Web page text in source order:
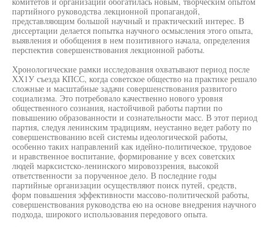
партийного руководства лекционной пропагандой,
представляющим большой научный и практический интерес. В
диссертации делается попытка научного осмысления этого опыта,
выявления и обобщения в нем позитивного начала, определения
перспектив совершенствования лекционной работы.
Хронологические рамки исследования охватывают период после
ХХ1У съезда КПСС, когда советское общество на практике решало
сложные и масштабные задачи совершенствования развитого
социализма. Это потребовало качественно нового уровня
общественного сознания, настойчивой работы партии по
повышению образованности и сознательности масс. В этот период
партия, следуя ленинским традициям, неустанно ведет работу по
совершенствованию всей системы идеологической работы,
особенно таких направлений как идейно-политическое, трудовое
и нравственное воспитание, формирование у всех советских
людей марксистско-ленинского мировоззрения, высокой
ответственности за порученное дело. В последние годы
партийные организации осуществляют поиск путей, средств,
форм повышения эффективности массово-политической работы,
совершенствования руководства ею на основе внедрения научного
подхода, широкого использования передового опыта.